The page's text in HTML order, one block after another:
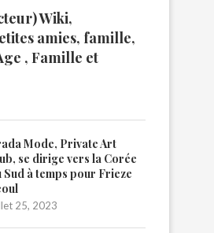
Wiki,
amies, famille,
, Famille et
Mode, Private Art
se dirige vers la Corée
Sud à temps pour Frieze
25, 2023